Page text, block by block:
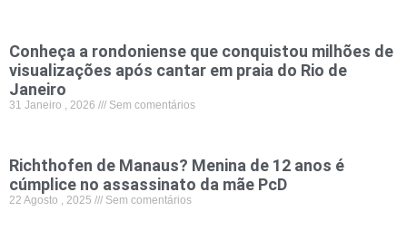
Conheça a rondoniense que conquistou milhões de
visualizações após cantar em praia do Rio de
Janeiro
31 Janeiro , 2026 Sem comentários
Richthofen de Manaus? Menina de 12 anos é
cúmplice no assassinato da mãe PcD
22 Agosto , 2025 Sem comentários